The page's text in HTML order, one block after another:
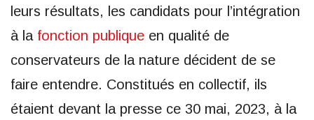
leurs résultats, les candidats pour l’intégration
à la fonction publique en qualité de
conservateurs de la nature décident de se
faire entendre. Constitués en collectif, ils
étaient devant la presse ce 30 mai, 2023, à la